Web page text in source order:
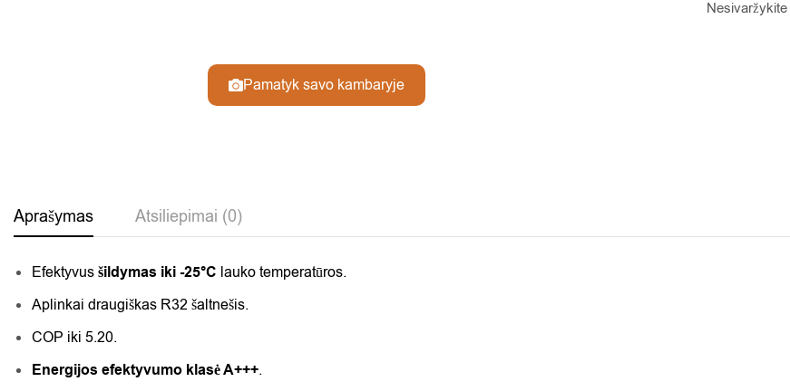
Pamatyk savo kambaryje
Nesivaržykite
Aprašymas Atsiliepimai (0)
Efektyvusšildymas iki -25°C lauko temperatūros.
Aplinkai draugiškas R32 šaltnešis.
COP iki 5.20.
Energijos efektyvumo klasė A+++.